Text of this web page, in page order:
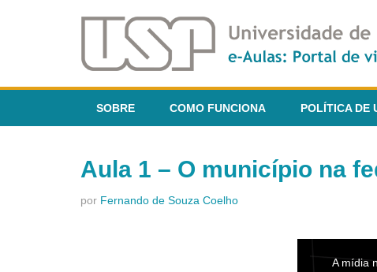
SOBRE COMO FUNCIONA POLÍTICA DE
Aula 1 – O município na
por Fernando de Souza Coelho
A mídia